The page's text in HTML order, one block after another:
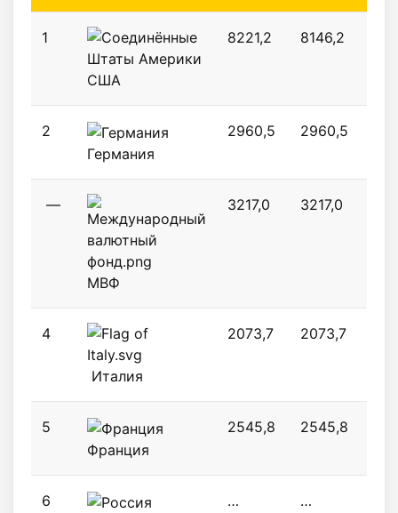
1
США
8221,2 8146,2
2
Германия
2960,5 2960,5
—
МВФ
3217,0 3217,0
4
Италия
2073,7 2073,7
5
Франция
2545,8 2545,8
6
… …